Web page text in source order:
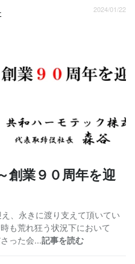
2024/01/22
創業９０周年を迎
、永きに渡り支えて頂いてい
も荒れ狂う状況下において
った会...記事を読む